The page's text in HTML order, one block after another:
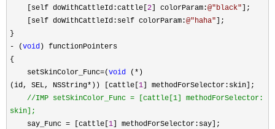
[self doWithCattleId:cattle[ 2 ] colorParam:@"black" ];
[self doWithCattleId:self colorParam:@"haha" ];
}
- (void ) functionPointers
{
setSkinColor_Func=(void ( * )
(id, SEL, NSString* )) [cattle[ 1 ] methodForSelector:skin];
//IMP setSkinColor_Func = [cattle[1] methodForSelector:
skin];
say_Func = [cattle[ 1 ] methodForSelector:say];